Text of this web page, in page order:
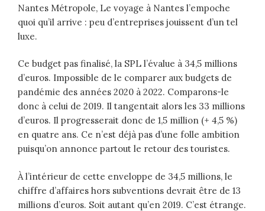
Nantes Métropole, Le voyage à Nantes l’empoche
quoi qu’il arrive : peu d’entreprises jouissent d’un tel
luxe.
Ce budget pas finalisé, la SPL l’évalue à 34,5 millions
d’euros. Impossible de le comparer aux budgets de
pandémie des années 2020 à 2022. Comparons-le
donc à celui de 2019. Il tangentait alors les 33 millions
d’euros. Il progresserait donc de 1,5 million (+ 4,5 %)
en quatre ans. Ce n’est déjà pas d’une folle ambition
puisqu’on annonce partout le retour des touristes.
À l’intérieur de cette enveloppe de 34,5 millions, le
chiffre d’affaires hors subventions devrait être de 13
millions d’euros. Soit autant qu’en 2019. C’est étrange.